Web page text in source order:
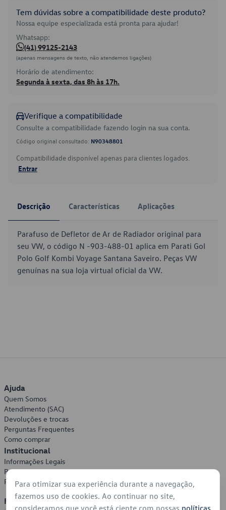
Tem dúvidas sobre a compatibilidade deste produto?
Nossa equipe especializada está pronta para ajudar!
Whatsapp:
(41) 99125-2143
(apenas mensagens de texto, não atendemos ligações)
Horário de atendimento:
Segunda à sexta, das 8h às 17h.
Verifique a compatibilidade
Consulte a compatibilidade fazendo login na sua conta.
Código original consultado: N90348801
Compatibilidade disponível apenas para clientes logados.
Entrar
Descrição Características Aplicações
Parafuso de Defletor de Ar de Radiador original para
seu VW, o código N -903-488-01 aplica em Parati Gol
Polo Golf Kombi Voyage Santana Saveiro. Peças VW
genuínas na sua loja virtual oficial da VW.
Ajuda
Quem Somos
Atendimento (SAC)
Devoluções e trocas
Perguntas Frequentes
Como comprar
Institucional
Informações Legais
Política de Privacidade
Política de Cookies
Formas de Pagamento
Para otimizar sua experiência durante a navegação,
fazemos uso de cookies. Ao continuar no site,
consideramos que você está ciente com nossas políticas